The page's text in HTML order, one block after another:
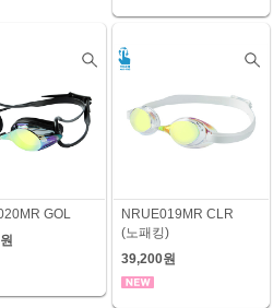
GOL
NRUE019MR CLR
(노패킹)
39,200원